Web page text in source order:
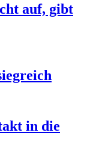
auf, gibt
in die